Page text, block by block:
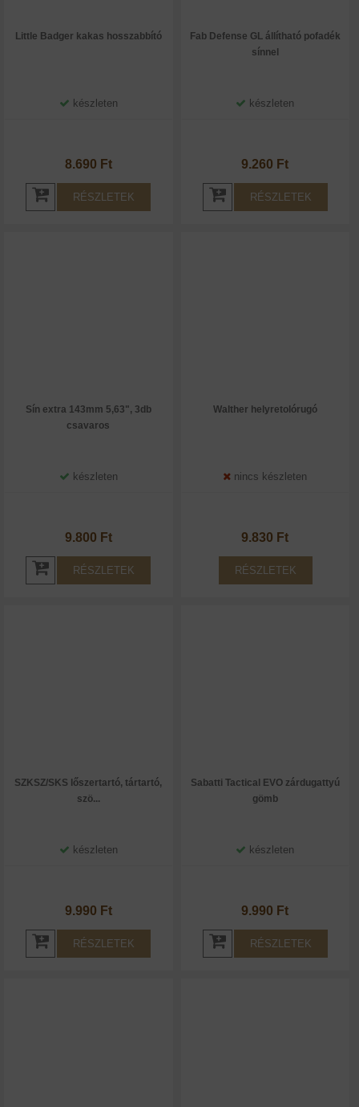
Little Badger kakas hosszabbító
készleten
8.690 Ft
RÉSZLETEK
Fab Defense GL állítható pofadék
sínnel
készleten
9.260 Ft
RÉSZLETEK
Sín extra 143mm 5,63", 3db
csavaros
készleten
9.800 Ft
RÉSZLETEK
Walther helyretolórugó
nincs készleten
9.830 Ft
RÉSZLETEK
SZKSZ/SKS lőszertartó, tártartó,
szö...
készleten
9.990 Ft
RÉSZLETEK
Sabatti Tactical EVO zárdugattyú
gömb
készleten
9.990 Ft
RÉSZLETEK